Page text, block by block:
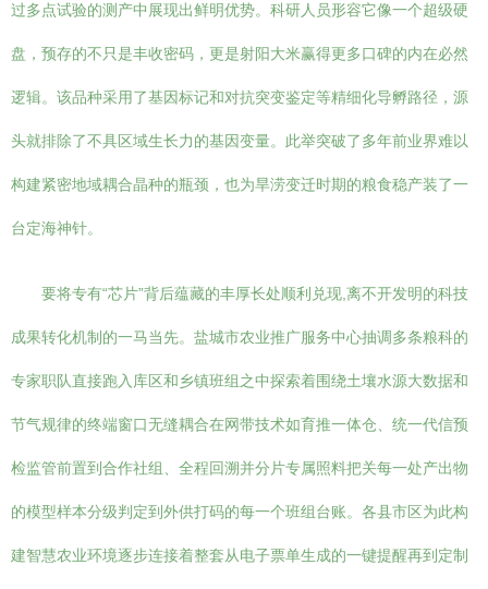
过多点试验的测产中展现出鲜明优势。科研人员形容它像一个超级硬
盘，预存的不只是丰收密码，更是射阳大米赢得更多口碑的内在必然
逻辑。该品种采用了基因标记和对抗突变鉴定等精细化导孵路径，源
头就排除了不具区域生长力的基因变量。此举突破了多年前业界难以
构建紧密地域耦合晶种的瓶颈，也为旱涝变迁时期的粮食稳产装了一
台定海神针。
要将专有“芯片”背后蕴藏的丰厚长处顺利兑现,离不开发明的科技
成果转化机制的一马当先。盐城市农业推广服务中心抽调多条粮科的
专家职队直接跑入库区和乡镇班组之中探索着围绕土壤水源大数据和
节气规律的终端窗口无缝耦合在网带技术如育推一体仓、统一代信预
检监管前置到合作社组、全程回溯并分片专属照料把关每一处产出物
的模型样本分级判定到外供打码的每一个班组台账。各县市区为此构
建智慧农业环境逐步连接着整套从电子票单生成的一键提醒再到定制